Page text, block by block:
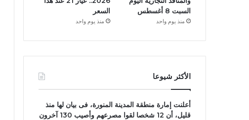
السبت 8 أغسطس
منذ يوم واحد
السعر
منذ يوم واحد
الأكثر شيوعا
أعلنت إمارة منطقة المدينة المنورة، فى بيان لها منذ
قليل، أن 12 شخصا لقوا مصرعهم وأصيب 130 آخرون